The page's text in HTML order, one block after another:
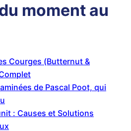
moment au
Courges (Butternut &
de Pascal Poot, qui
: Causes et Solutions